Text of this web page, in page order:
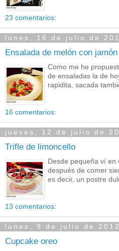
23 comentarios:
lunes, 16 de julio de
Ensalada de melón con jamón
Como me he
de ensaladas la de
rapidita, sacada
16 comentarios:
jueves, 12 de julio de
Trifle de limoncello
Desde pequeña ví en
después de comer
es decir, un postre
13 comentarios:
lunes, 9 de julio de 2012
Cupcake oreo